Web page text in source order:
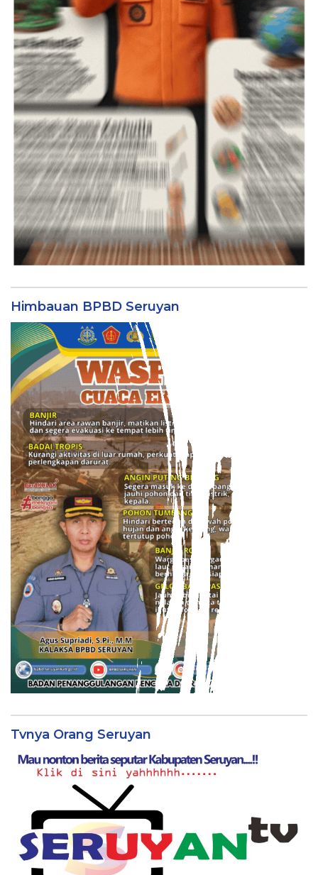
Himbauan BPBD Seruyan
Tvnya Orang Seruyan